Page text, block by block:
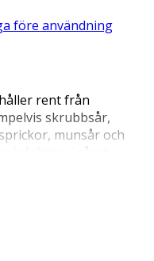
före användning
rent från
skrubbsår,
munsår och
infektion i såret.
gånger dagligen.